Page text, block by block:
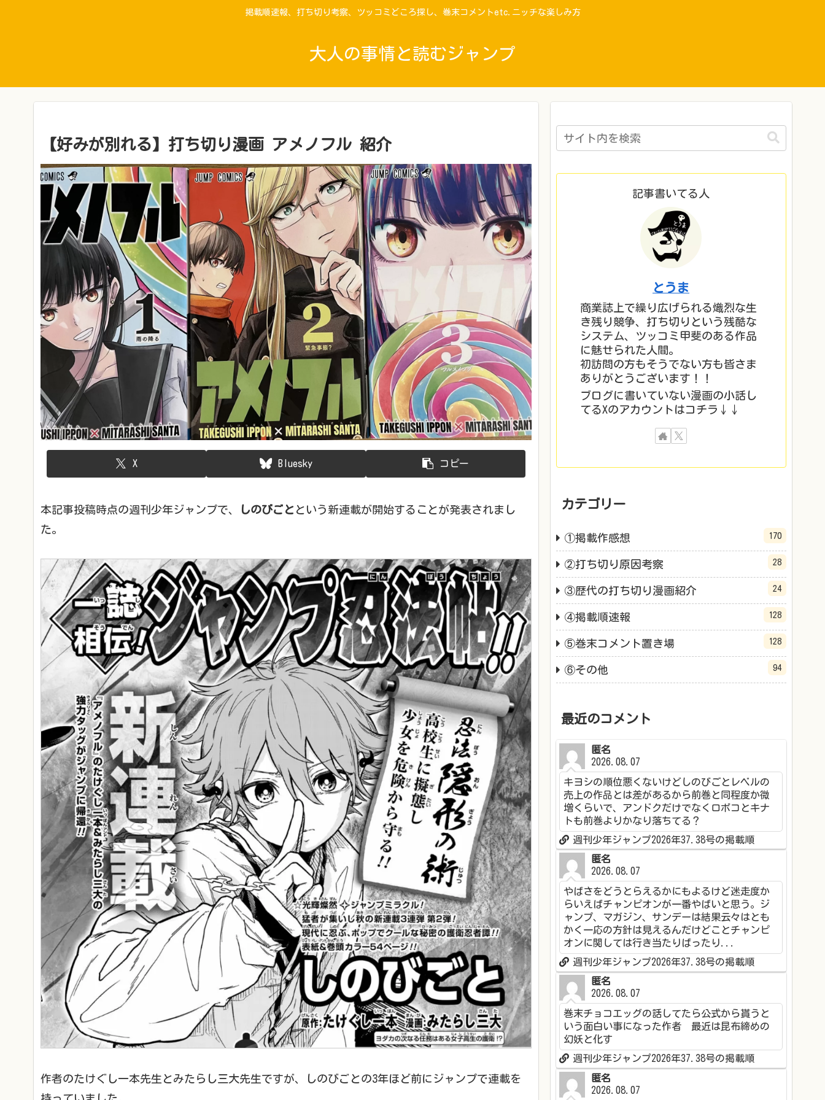
掲載順速報、打ち切り考察、ツッコミどころ探し、巻末コメントetc.ニッチな楽しみ方
大人の事情と読むジャンプ
【好みが別れる】打ち切り漫画 アメノフル 紹介
X Bluesky コピー
本記事投稿時点の週刊少年ジャンプで、 しのびごと という新連載が開始することが発表されまし
た。
作者のたけぐし一本先生とみたらし三大先生ですが、しのびごとの3年ほど前にジャンプで連載を
記事書いてる人
とうま
商業誌上で繰り広げられる熾烈な生
き残り競争、打ち切りという残酷な
システム、ツッコミ甲斐のある作品
に魅せられた人間。
初訪問の方もそうでない方も皆さま
ありがとうございます！！
ブログに書いていない漫画の小話し
てるXのアカウントはコチラ↓↓
カテゴリー
①掲載作感想 170
②打ち切り原因考察 28
③歴代の打ち切り漫画紹介 24
④掲載順速報 128
⑤巻末コメント置き場 128
⑥その他 94
最近のコメント
匿名
2026.08.07
キヨシの順位悪くないけどしのびごとレベルの
売上の作品とは差があるから前巻と同程度か微
増くらいで、アンドクだけでなくロボコとキナ
トも前巻よりかなり落ちてる？
週刊少年ジャンプ2026年37.38号の掲載順
匿名
2026.08.07
やばさをどうとらえるかにもよるけど迷走度か
らいえばチャンピオンが一番やばいと思う。ジ
ャンプ、マガジン、サンデーは結果云々はとも
かく一応の方針は見えるんだけどことチャンピ
オンに関しては行き当たりばったり...
週刊少年ジャンプ2026年37.38号の掲載順
匿名
2026.08.07
巻末チョコエッグの話してたら公式から貰うと
いう面白い事になった作者 最近は昆布締めの
幻妖と化す
週刊少年ジャンプ2026年37.38号の掲載順
匿名
2026.08.07